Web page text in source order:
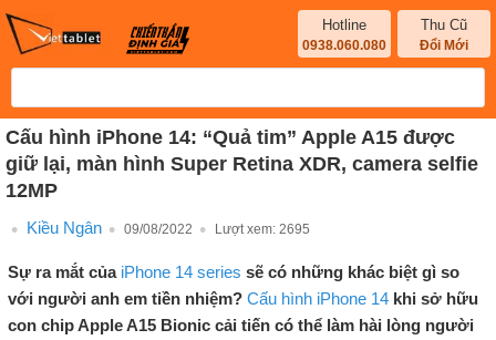
Hotline
0938.060.080
Thu Cũ
Đổi Mới
Cấu hình iPhone 14: “Quả tim” Apple A15 được
giữ lại, màn hình Super Retina XDR, camera selfie
12MP
Kiều Ngân 09/08/2022 Lượt xem: 2695
Sự ra mắt của iPhone 14 series sẽ có những khác biệt gì so
với người anh em tiền nhiệm? Cấu hình iPhone 14khi sở hữu
con chip Apple A15 Bionic cải tiến có thể làm hài lòng người